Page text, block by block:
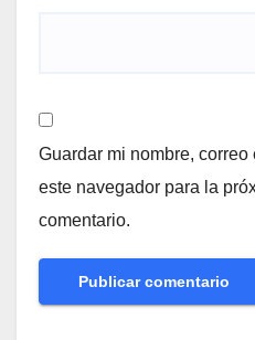
Guardar mi nombre,
este navegador para la
comentario.